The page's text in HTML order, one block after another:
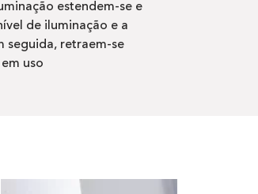
estendem-se e
de iluminação e a
seguida, retraem-se
uso